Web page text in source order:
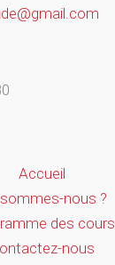
Accueil
sommes-nous ?
des cours
nous